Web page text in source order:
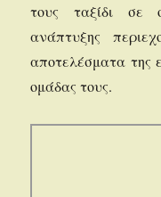
τους ταξίδι σε
ανάπτυξης
αποτελέσματα της
ομάδας τους.